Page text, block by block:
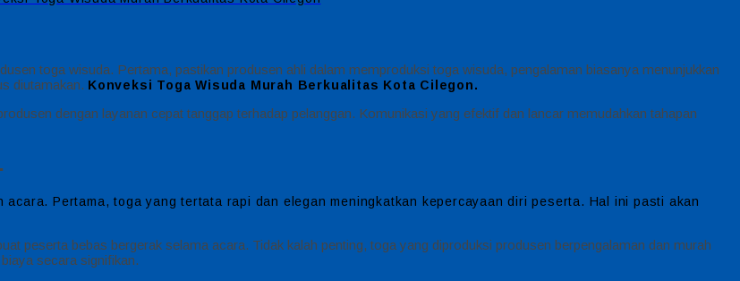
toga wisuda. Pertama, pastikan produsen ahli dalam memproduksi toga wisuda, pengalaman biasanya menunjukkan
diutamakan. Konveksi Toga Wisuda Murah Berkualitas Kota Cilegon.
dengan layanan cepat tanggap terhadap pelanggan. Komunikasi yang efektif dan lancar memudahkan tahapan
Pertama, toga yang tertata rapi dan elegan meningkatkan kepercayaan diri peserta. Hal ini pasti akan
peserta bebas bergerak selama acara. Tidak kalah penting, toga yang diproduksi produsen berpengalaman dan murah
secara signifikan.